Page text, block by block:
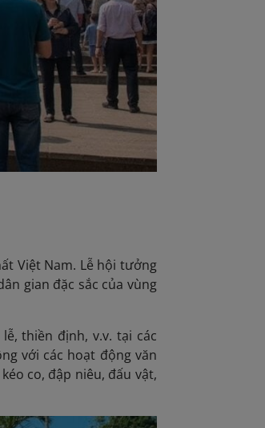
Việt Nam. Lễ hội tưởng
gian đặc sắc của vùng
thiền định, v.v. tại các
với các hoạt động văn
co, đập niêu, đấu vật,